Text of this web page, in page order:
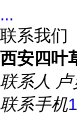
...
联系我们
西安四叶
联系人
联系手机